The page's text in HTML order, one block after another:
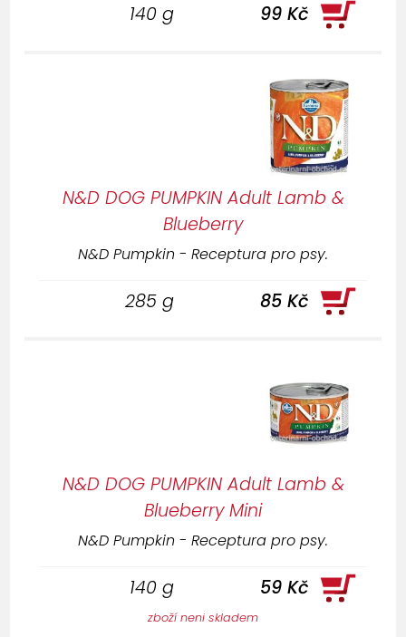
140 g 99 Kč
N&D DOG PUMPKIN Adult Lamb &
Blueberry
N&D Pumpkin - Receptura pro psy.
285 g 85 Kč
N&D DOG PUMPKIN Adult Lamb &
Blueberry Mini
N&D Pumpkin - Receptura pro psy.
140 g 59 Kč
zboží neni skladem